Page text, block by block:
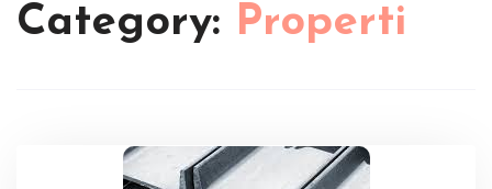
Category: Properti